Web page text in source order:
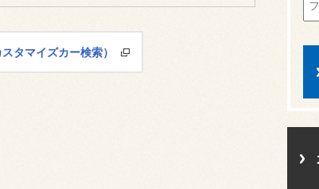
タマイズカー検索）